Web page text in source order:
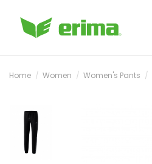
Home Women Women's Pants